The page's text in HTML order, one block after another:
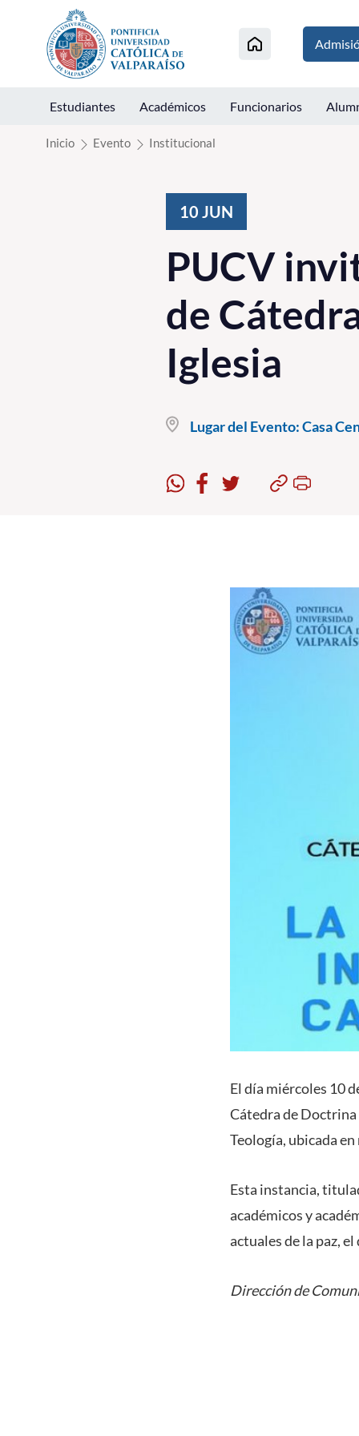
Click acá para ir directamente al contenido
Estudiantes Académicos Funcionarios
Inicio Evento Institucional
10 JUN
PUCV
de
Iglesia
Lugar del Evento:Casa
El día miércoles 10
Cátedra de Doctrina
Teología, ubicada
Esta instancia,
académicos y
actuales de la paz,
Dirección de